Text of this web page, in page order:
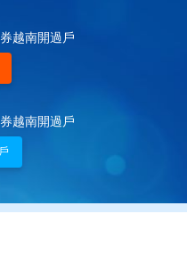
越南開過戶
越南開過戶